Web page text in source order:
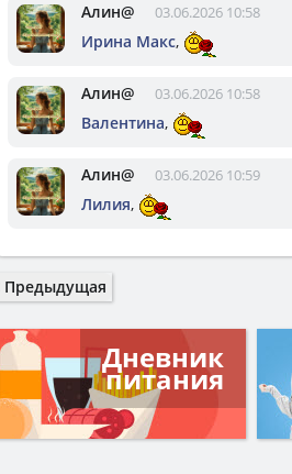
Алин@ 03.06.2026 10:58
Ирина Макс,
Алин@ 03.06.2026 10:58
Валентина,
Алин@ 03.06.2026 10:59
Лилия,
Предыдущая
Дневник
питания